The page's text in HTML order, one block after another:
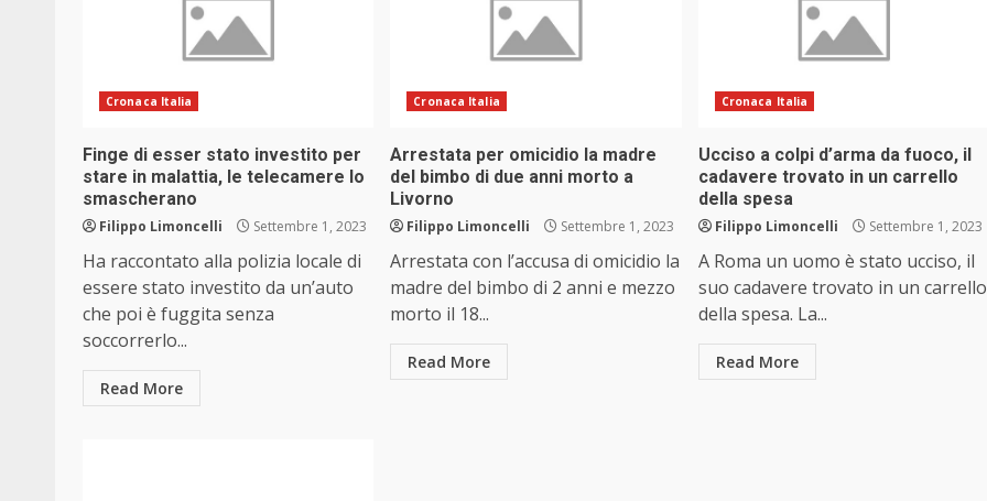
Cronaca Italia
Finge di esser stato investito per
stare in malattia, le telecamere lo
smascherano
Filippo Limoncelli Settembre 1, 2023
Ha raccontato alla polizia locale di
essere stato investito da un’auto
che poi è fuggita senza
soccorrerlo...
Read More
Cronaca Italia
Arrestata per omicidio la madre
del bimbo di due anni morto a
Livorno
Filippo Limoncelli Settembre 1, 2023
Arrestata con l’accusa di omicidio la
madre del bimbo di 2 anni e mezzo
morto il 18...
Read More
Cronaca Italia
Ucciso a colpi d’arma da fuoco, il
cadavere trovato in un carrello
della spesa
Filippo Limoncelli Settembre 1, 2023
A Roma un uomo è stato ucciso, il
suo cadavere trovato in un carrello
della spesa. La...
Read More